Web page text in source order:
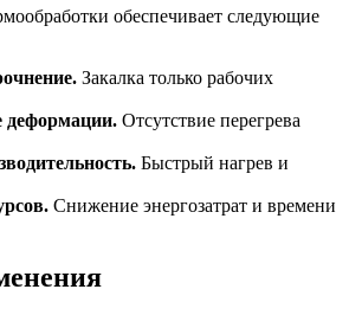
обеспечивает следующие
Закалка только рабочих
Отсутствие перегрева
Быстрый нагрев и
Снижение энергозатрат и времени